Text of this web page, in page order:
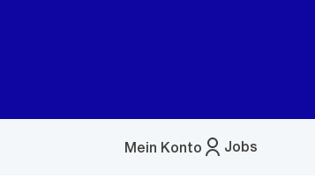
Jobs
Mein Konto
Menü